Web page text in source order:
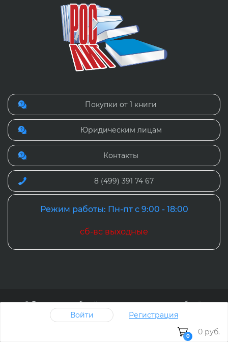
Покупки от 1 книги
Юридическим лицам
Контакты
8 (499) 391 74 67
Режим работы: Пн-пт с 9:00 - 18:00
сб-вс выходные
© Рослит - удобный интернет-магазин учебной,
методической и детской литературы, 2024
Войти Регистрация
0 0 руб.